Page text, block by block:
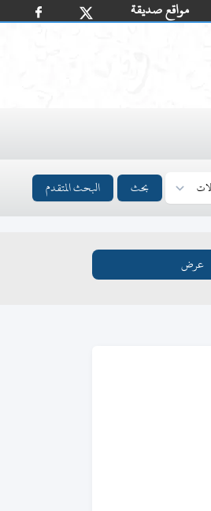
مواقع صديقة
بحث البحث المتقدم